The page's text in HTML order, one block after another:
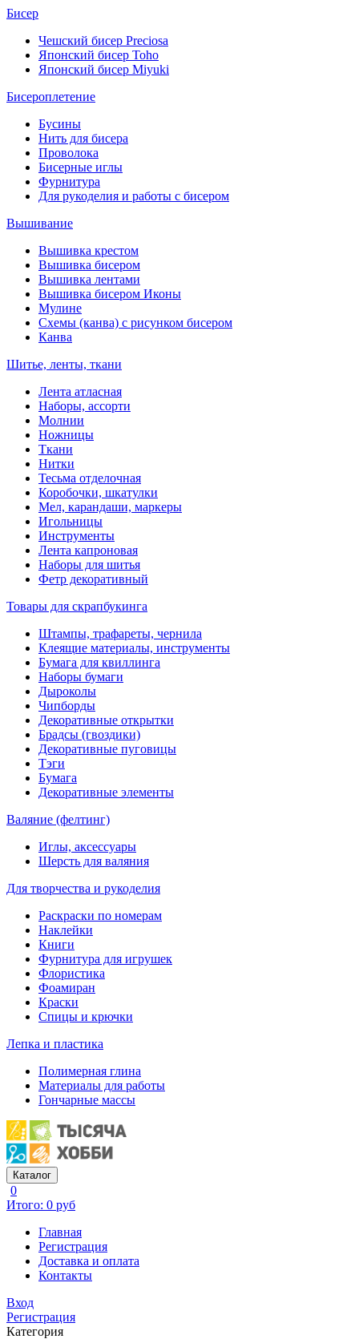
Бисер
Чешский бисер Preciosa
Японский бисер Toho
Японский бисер Miyuki
Бисероплетение
Бусины
Нить для бисера
Проволока
Бисерные иглы
Фурнитура
Для рукоделия и работы с бисером
Вышивание
Вышивка крестом
Вышивка бисером
Вышивка лентами
Вышивка бисером Иконы
Мулине
Схемы (канва) с рисунком бисером
Канва
Шитье, ленты, ткани
Лента атласная
Наборы, ассорти
Молнии
Ножницы
Ткани
Нитки
Тесьма отделочная
Коробочки, шкатулки
Мел, карандаши, маркеры
Игольницы
Инструменты
Лента капроновая
Наборы для шитья
Фетр декоративный
Товары для скрапбукинга
Штампы, трафареты, чернила
Клеящие материалы, инструменты
Бумага для квиллинга
Наборы бумаги
Дыроколы
Чипборды
Декоративные открытки
Брадсы (гвоздики)
Декоративные пуговицы
Тэги
Бумага
Декоративные элементы
Валяние (фелтинг)
Иглы, аксессуары
Шерсть для валяния
Для творчества и рукоделия
Раскраски по номерам
Наклейки
Книги
Фурнитура для игрушек
Флористика
Фоамиран
Краски
Спицы и крючки
Лепка и пластика
Полимерная глина
Материалы для работы
Гончарные массы
Каталог
0
Итого: 0 руб
Главная
Регистрация
Доставка и оплата
Контакты
Вход
Регистрация
Категория